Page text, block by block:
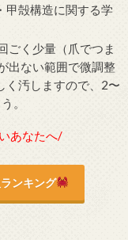
甲殻構造に関する学
ごく少量（爪でつま
出ない範囲で微調整
く汚しますので、2〜
。
あなたへ/
ンキング